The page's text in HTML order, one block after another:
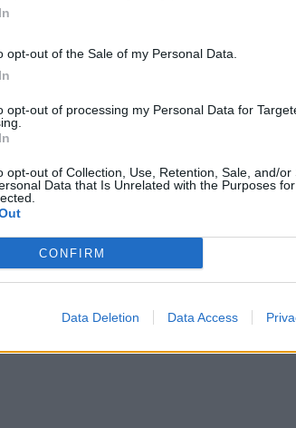
opt-out of the Sale of my Personal Data.
opt-out of processing my Personal Data for
opt-out of Collection, Use, Retention, Sale, and/or
Data that Is Unrelated with the Purposes
CONFIRM
Data Deletion Data Access
Παροχές
Άριστο εργασιακό περιβάλλον, σε
εργαλεία και μηχανήματα
5ημερη εργασία (Δευτέρα -
Όλα τα νόμιμα από μισθό ένσημα κλπ